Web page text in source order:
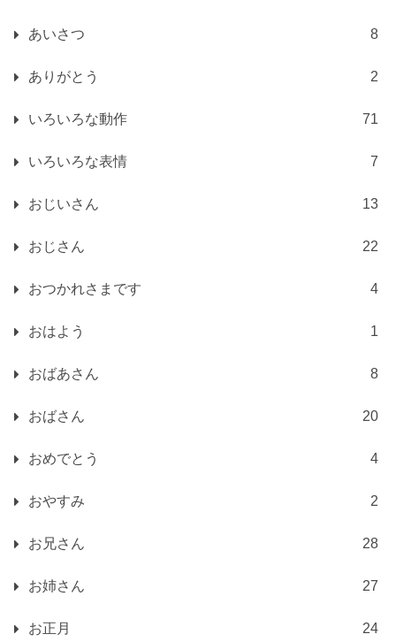
あいさつ 8
ありがとう 2
いろいろな動作 71
いろいろな表情 7
おじいさん 13
おじさん 22
おつかれさまです 4
おはよう 1
おばあさん 8
おばさん 20
おめでとう 4
おやすみ 2
お兄さん 28
お姉さん 27
お正月 24